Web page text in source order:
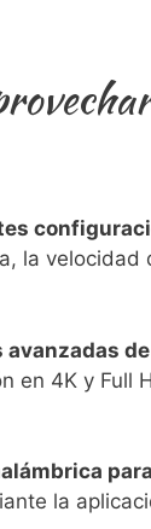
⁣la
en 4K y Full
la